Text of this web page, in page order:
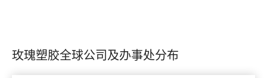
玫瑰塑胶全球公司及办事处分布